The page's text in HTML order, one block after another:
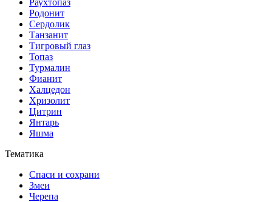
Раухтопаз
Родонит
Сердолик
Танзанит
Тигровый глаз
Топаз
Турмалин
Фианит
Халцедон
Хризолит
Цитрин
Янтарь
Яшма
Тематика
Спаси и сохрани
Змеи
Черепа